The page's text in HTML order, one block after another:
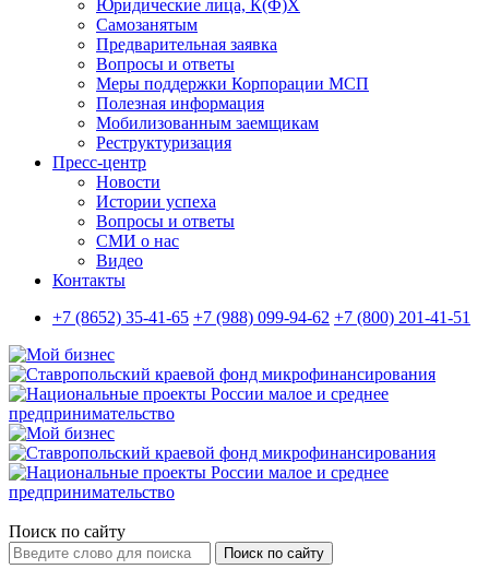
Юридические лица, К(Ф)Х
Самозанятым
Предварительная заявка
Вопросы и ответы
Меры поддержки Корпорации МСП
Полезная информация
Мобилизованным заемщикам
Реструктуризация
Пресс-центр
Новости
Истории успеха
Вопросы и ответы
СМИ о нас
Видео
Контакты
+7 (8652) 35-41-65 +7 (988) 099-94-62 +7 (800) 201-41-51
Поиск по сайту
Поиск по сайту